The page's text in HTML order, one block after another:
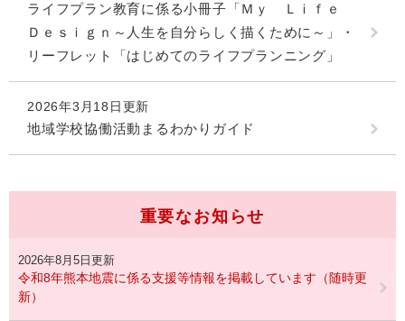
ライフプラン教育に係る小冊子「Ｍｙ Ｌｉｆｅ
Ｄｅｓｉｇｎ～人生を自分らしく描くために～」・
リーフレット「はじめてのライフプランニング」
2026年3月18日更新
地域学校協働活動まるわかりガイド
重要なお知らせ
2026年8月5日更新
令和8年熊本地震に係る支援等情報を掲載しています（随時更
新）